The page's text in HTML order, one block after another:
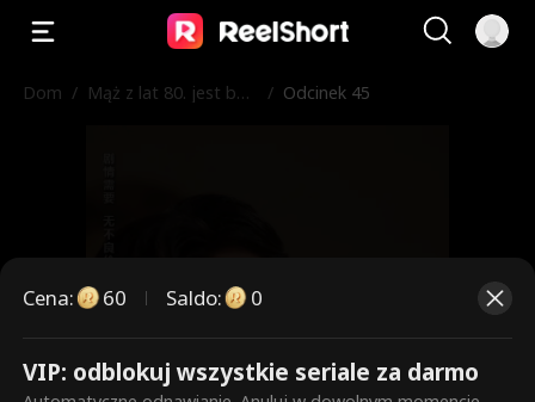
Dom / Mąż z lat 80. jest bar
/ Odcinek 45
To są płatne odcinki. Odblokuj,
Cena: 60 Saldo: 0
VIP: odblokuj wszystkie seriale za darmo